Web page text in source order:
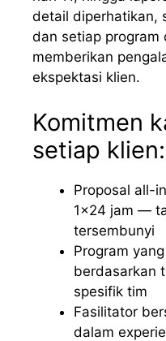
detail diperhatikan,
dan setiap program
memberikan
ekspektasi klien.
Komitmen
setiap klien:
Proposal all-
1×24 jam —
tersembunyi
Program
berdasarkan
spesifik tim
Fasilitator
dalam